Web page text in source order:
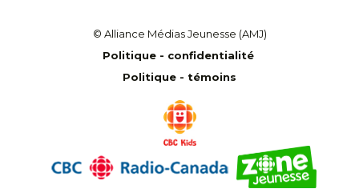
© Alliance Médias Jeunesse (AMJ)
Politique - confidentialité
Politique - témoins